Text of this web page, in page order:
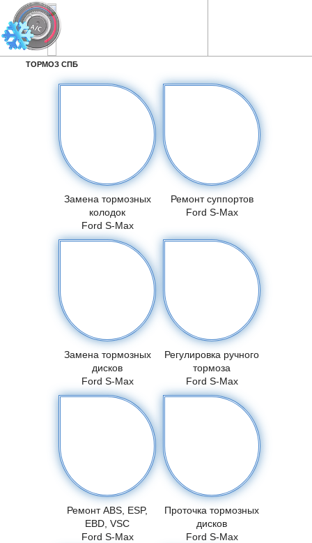
ТОРМОЗ СПБ
Замена тормозных
колодок
Ford S-Max
Ремонт суппортов
Ford S-Max
Замена тормозных
дисков
Ford S-Max
Регулировка ручного
тормоза
Ford S-Max
Ремонт ABS, ESP,
EBD, VSC
Ford S-Max
Проточка тормозных
дисков
Ford S-Max